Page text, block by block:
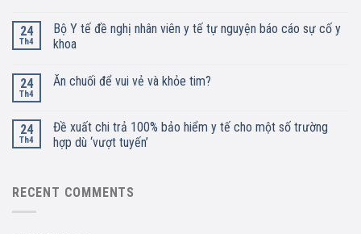
24
Th4
Bộ Y tế đề nghị nhân viên y tế tự nguyện báo cáo sự cố y
khoa
24
Th4
Ăn chuối để vui vẻ và khỏe tim?
24
Th4
Đề xuất chi trả 100% bảo hiểm y tế cho một số trường
hợp dù ‘vượt tuyến’
RECENT COMMENTS